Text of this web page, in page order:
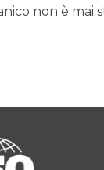
non è mai